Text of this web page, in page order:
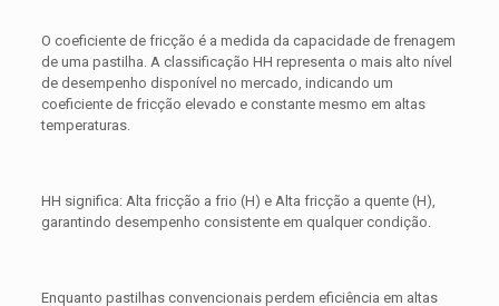
O coeficiente de fricção é a medida da capacidade de frenagem
de uma pastilha. A classificação HH representa o mais alto nível
de desempenho disponível no mercado, indicando um
coeficiente de fricção elevado e constante mesmo em altas
temperaturas.
HH significa: Alta fricção a frio (H) e Alta fricção a quente (H),
garantindo desempenho consistente em qualquer condição.
Enquanto pastilhas convencionais perdem eficiência em altas